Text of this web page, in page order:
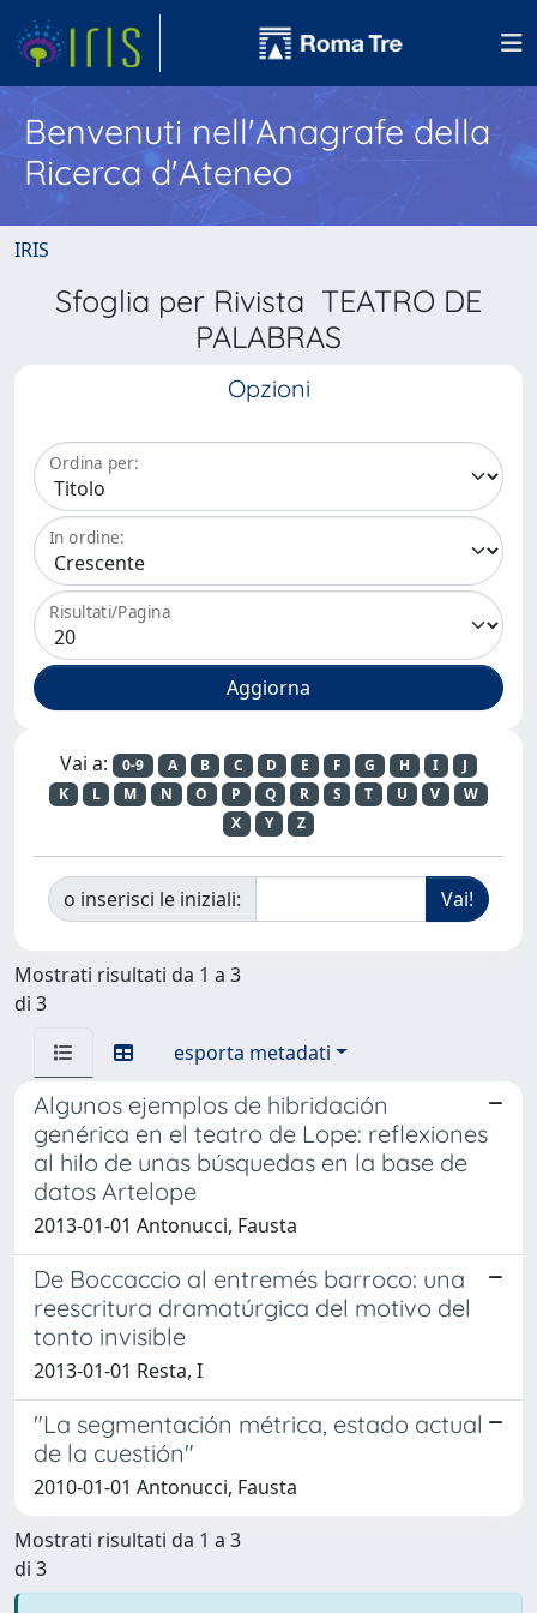
Benvenuti nell'Anagrafe della
Ricerca d'Ateneo
IRIS
Sfoglia per Rivista TEATRO DE
PALABRAS
Opzioni
Ordina per:
In ordine:
Risultati/Pagina
Vai a: 0-9 A B C D E F G H I
J
K
L M N O P Q R S T U V
W
X
Y Z
o inserisci le iniziali:
Mostrati risultati da 1 a 3
di 3
esporta metadati
Algunos ejemplos de hibridación
genérica en el teatro de Lope: reflexiones
al hilo de unas búsquedas en la base de
datos Artelope
2013-01-01 Antonucci, Fausta
De Boccaccio al entremés barroco: una
reescritura dramatúrgica del motivo del
tonto invisible
2013-01-01 Resta, I
"La segmentación métrica, estado actual
de la cuestión"
2010-01-01 Antonucci, Fausta
Mostrati risultati da 1 a 3
di 3